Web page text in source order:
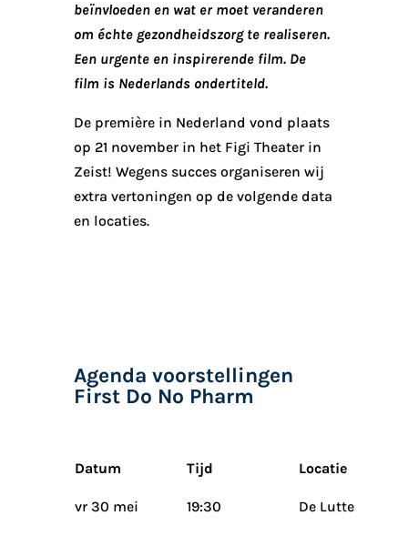
beïnvloeden en wat er moet veranderen
om échte gezondheidszorg te realiseren.
Een urgente en inspirerende film. De
film is Nederlands ondertiteld.
De première in Nederland vond plaats
op 21 november in het Figi Theater in
Zeist! Wegens succes organiseren wij
extra vertoningen op de volgende data
en locaties.
Agenda voorstellingen
First Do No Pharm
Datum Tijd Locatie
vr 30 mei 19:30 De Lutte